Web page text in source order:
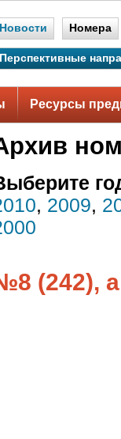
Новости Номера
Перспективные
Ресурсы
, 2009,
(242),